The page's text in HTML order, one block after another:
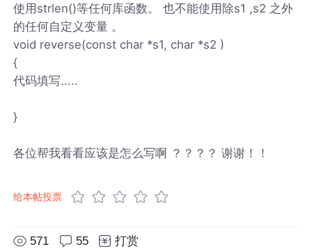
使用strlen()等任何库函数。 也不能使用除s1 ,s2 之外
的任何自定义变量 。
void reverse(const char *s1, char *s2 )
{
代码填写.....
}
各位帮我看看应该是怎么写啊 ？？？？ 谢谢！！
给本帖投票
571 55 打赏